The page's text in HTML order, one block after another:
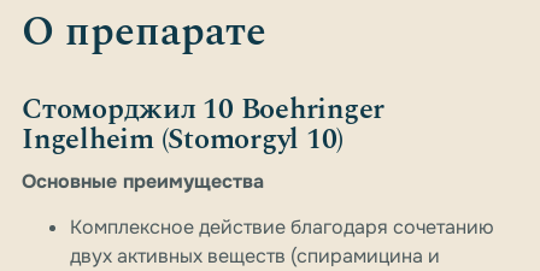
О препарате
Стоморджил 10 Boehringer
Ingelheim (Stomorgyl 10)
Основные преимущества
Комплексное действие благодаря сочетанию
двух активных веществ (спирамицина и